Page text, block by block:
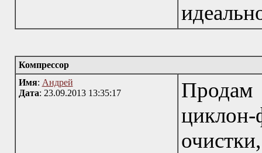
Компрессор
Имя: Андрей
Дата: 23.09.2013 13:35:17